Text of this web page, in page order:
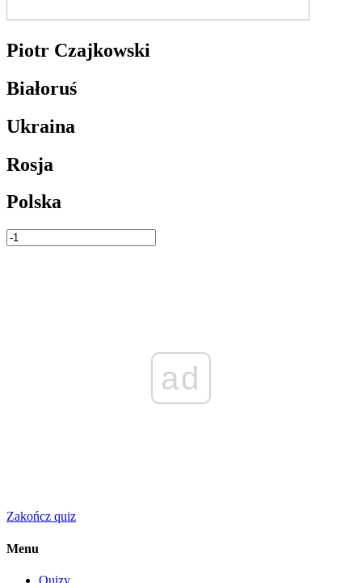
Piotr Czajkowski
Białoruś
Ukraina
Rosja
Polska
ad
Zakończ quiz
Menu
Quizy